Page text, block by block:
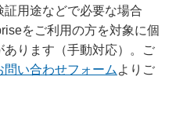
用途などで必要な場合
をご利用の方を対象に個
あります（手動対応）。ご
問い合わせフォーム よりご